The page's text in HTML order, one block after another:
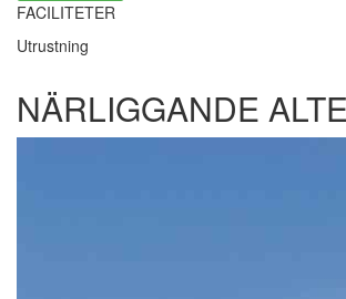
FACILITETER
Utrustning
NÄRLIGGANDE